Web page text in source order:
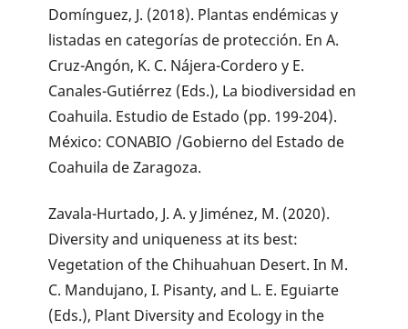
Domínguez, J. (2018). Plantas endémicas y
listadas en categorías de protección. En A.
Cruz-Angón, K. C. Nájera-Cordero y E.
Canales-Gutiérrez (Eds.), La biodiversidad en
Coahuila. Estudio de Estado (pp. 199-204).
México: CONABIO /Gobierno del Estado de
Coahuila de Zaragoza.
Zavala-Hurtado, J. A. y Jiménez, M. (2020).
Diversity and uniqueness at its best:
Vegetation of the Chihuahuan Desert. In M.
C. Mandujano, I. Pisanty, and L. E. Eguiarte
(Eds.), Plant Diversity and Ecology in the